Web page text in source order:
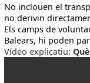
No inclouen el
no derivin
Els camps de
Balears, hi poden
Vídeo explicatiu: